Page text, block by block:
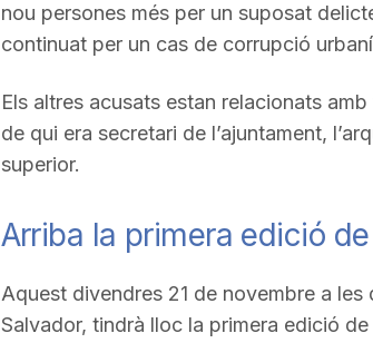
nou persones més per un suposat
continuat per un cas de corrupció
Els altres acusats estan relacionats
de qui era secretari de l’ajuntament,
superior.
Arriba la primera edició
Aquest divendres 21 de novembre a les
Salvador, tindrà lloc la primera edició